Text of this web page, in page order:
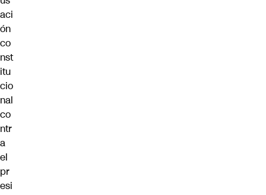
aci
ón
co
nst
itu
cio
nal
co
ntr
a
el
pr
esi